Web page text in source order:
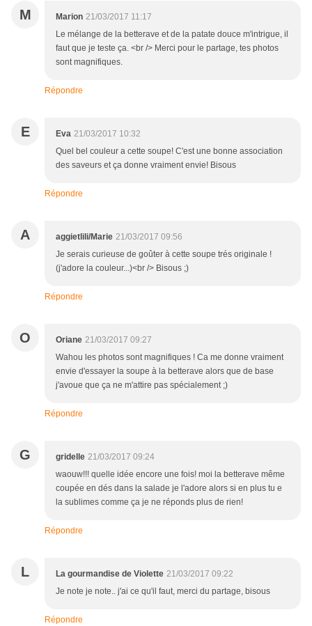
M Marion 21/03/2017 11:17
Le mélange de la betterave et de la patate douce m'intrigue, il
faut que je teste ça. <br /> Merci pour le partage, tes photos
sont magnifiques.
Répondre
E Eva 21/03/2017 10:32
Quel bel couleur a cette soupe! C'est une bonne association
des saveurs et ça donne vraiment envie! Bisous
Répondre
A aggietlili/Marie 21/03/2017 09:56
Je serais curieuse de goûter à cette soupe trés originale !
(j'adore la couleur...)<br /> Bisous ;)
Répondre
O Oriane 21/03/2017 09:27
Wahou les photos sont magnifiques ! Ca me donne vraiment
envie d'essayer la soupe à la betterave alors que de base
j'avoue que ça ne m'attire pas spécialement ;)
Répondre
G gridelle 21/03/2017 09:24
waouw!!! quelle idée encore une fois! moi la betterave même
coupée en dés dans la salade je l'adore alors si en plus tu e
la sublimes comme ça je ne réponds plus de rien!
Répondre
L La gourmandise de Violette 21/03/2017 09:22
Je note je note.. j'ai ce qu'il faut, merci du partage, bisous
Répondre